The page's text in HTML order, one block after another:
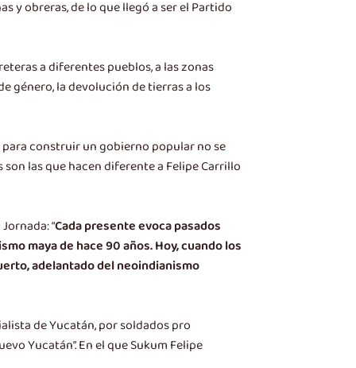
y obreras, de lo que llegó a ser el Partido
a diferentes pueblos, a las zonas
género, la devolución de tierras a los
para construir un gobierno popular no se
las que hacen diferente a Felipe Carrillo
“Cada presente evoca pasados
maya de hace 90 años. Hoy, cuando los
adelantado del neoindianismo
de Yucatán, por soldados pro
Yucatán”. En el que Sukum Felipe